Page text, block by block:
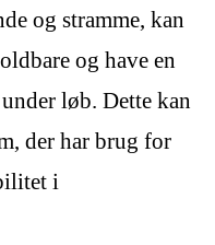
og stramme, kan
og have en
løb. Dette kan
der har brug for
i